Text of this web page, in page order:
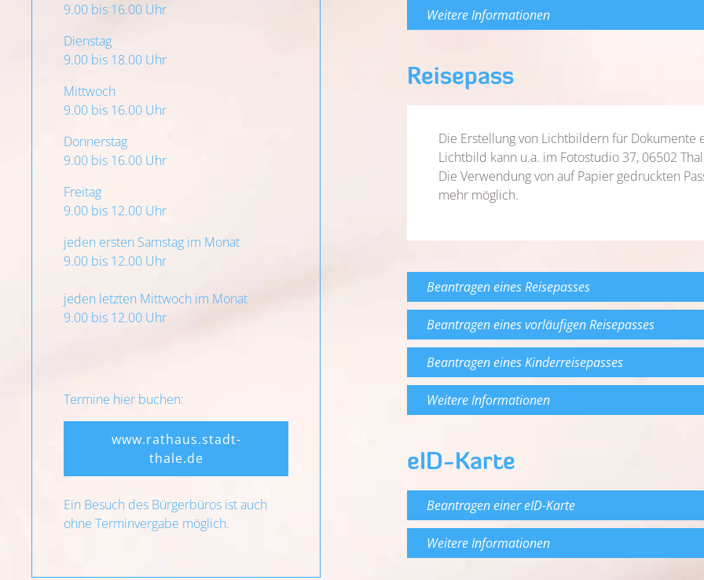
9.00 bis 16.00 Uhr
Dienstag
9.00 bis 18.00 Uhr
Mittwoch
9.00 bis 16.00 Uhr
Donnerstag
9.00 bis 16.00 Uhr
Freitag
9.00 bis 12.00 Uhr
jeden ersten Samstag im Monat
9.00 bis 12.00 Uhr
jeden letzten Mittwoch im Monat
9.00 bis 12.00 Uhr
Termine hier buchen:
www.rathaus.stadt-
thale.de
Ein Besuch des Bürgerbüros ist auch
ohne Terminvergabe möglich.
Weitere Informationen
Reisepass
Die Erstellung von Lichtbildern für Dokumente
Lichtbild kann u.a. im Fotostudio 37, 06502
Die Verwendung von auf Papier gedruckten
mehr möglich.
Beantragen eines Reisepasses
Beantragen eines vorläufigen Reisepasses
Beantragen eines Kinderreisepasses
Weitere Informationen
eID-Karte
Beantragen einer eID-Karte
Weitere Informationen